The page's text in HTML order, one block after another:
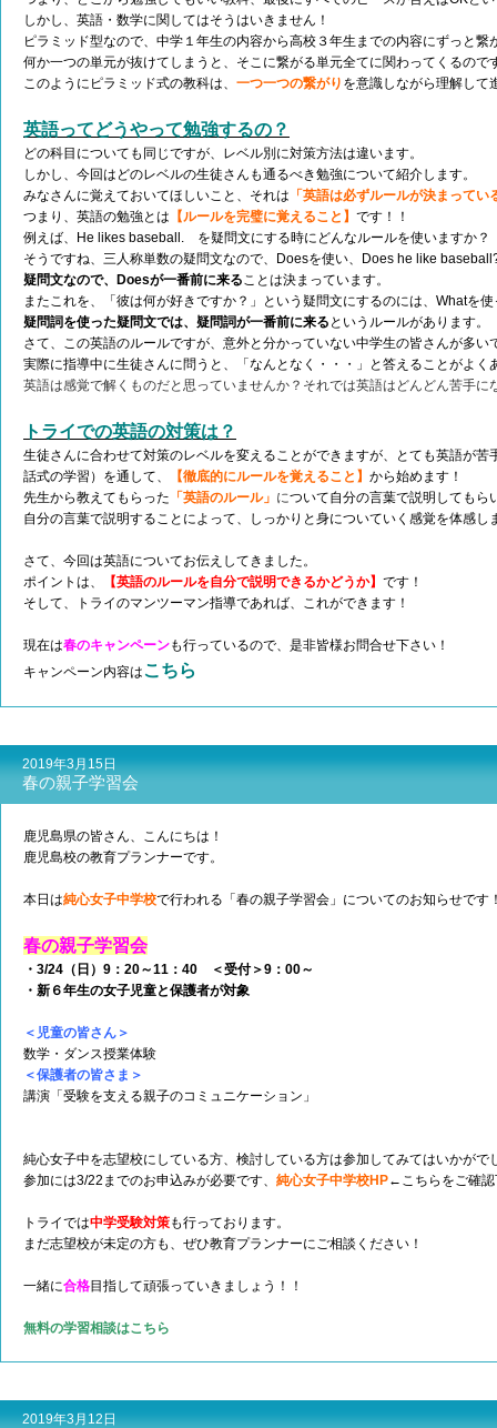
しかし、英語・数学に関してはそうはいきません！
ピラミッド型なので、中学１年生の内容から高校３年生までの内容にずっと繋
何か一つの単元が抜けてしまうと、そこに繋がる単元全てに関わってくるので
このようにピラミッド式の教科は、 一つ一つの繋がり を意識しながら理解して
英語ってどうやって勉強するの？
どの科目についても同じですが、レベル別に対策方法は違います。
しかし、今回はどのレベルの生徒さんも通るべき勉強について紹介します。
みなさんに覚えておいてほしいこと、それは 「英語は必ずルールが決まってい
つまり、英語の勉強とは 【ルールを完璧に覚えること】 です！！
例えば、He likes baseball. を疑問文にする時にどんなルールを使いますか？
そうですね、三人称単数の疑問文なので、Doesを使い、Does he like
疑問文なので、Doesが一番前に来ることは決まっています。
またこれを、「彼は何が好きですか？」という疑問文にするのには、Whatを
疑問詞を使った疑問文では、疑問詞が一番前に来る というルールがあります。
さて、この英語のルールですが、意外と分かっていない中学生の皆さんが多い
実際に指導中に生徒さんに問うと、「なんとなく・・・」と答えることがよく
英語は感覚で解くものだと思っていませんか？それでは英語はどんどん苦手に
トライでの英語の対策は？
生徒さんに合わせて対策のレベルを変えることができますが、とても英語が苦
話式の学習）を通して、
【徹底的にルールを覚えること】 から始めます！
先生から教えてもらった 「英語のルール」 について自分の言葉で説明してもら
自分の言葉で説明することによって、しっかりと身についていく感覚を体感し
さて、今回は英語についてお伝えしてきました。
ポイントは、
【英語のルールを自分で説明できるかどうか】 です！
そして、トライのマンツーマン指導であれば、これができます！
現在は春のキャンペーンも行っているので、是非皆様お問合せ下さい！
キャンペーン内容はこちら
2019年3月15日
春の親子学習会
鹿児島県の皆さん、こんにちは！
鹿児島校の教育プランナーです。
本日は純心女子中学校で行われる「春の親子学習会」についてのお知らせです
春の親子学習会
・3/24（日）9：20～11：40 ＜受付＞9：00～
・新６年生の女子児童と保護者が対象
＜児童の皆さん＞
数学・ダンス授業体験
＜保護者の皆さま＞
講演「受験を支える親子のコミュニケーション」
純心女子中を志望校にしている方、検討している方は参加してみてはいかがで
参加には3/22までのお申込みが必要です、 純心女子中学校HP←こちらをご確認
トライでは中学受験対策も行っております。
まだ志望校が未定の方も、ぜひ教育プランナーにご相談ください！
一緒に合格目指して頑張っていきましょう！！
無料の学習相談はこちら
2019年3月12日